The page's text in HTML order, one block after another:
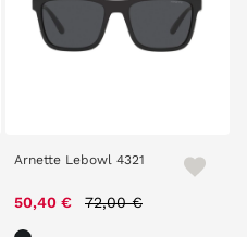
Arnette Lebowl 4321
50,40 € Price reduced from
72,00 €